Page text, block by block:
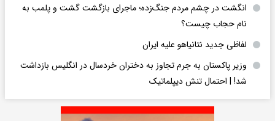
انگشت در چشم مردم جنگ‌زده؛ ماجرای بازگشت گشت و پلمب به
نام حجاب چیست؟
لفاظی جدید نتانیاهو علیه ایران
وزیر پاکستان به جرم تجاوز به دختران خردسال در انگلیس بازداشت
شد! | احتمال تنش دیپلماتیک